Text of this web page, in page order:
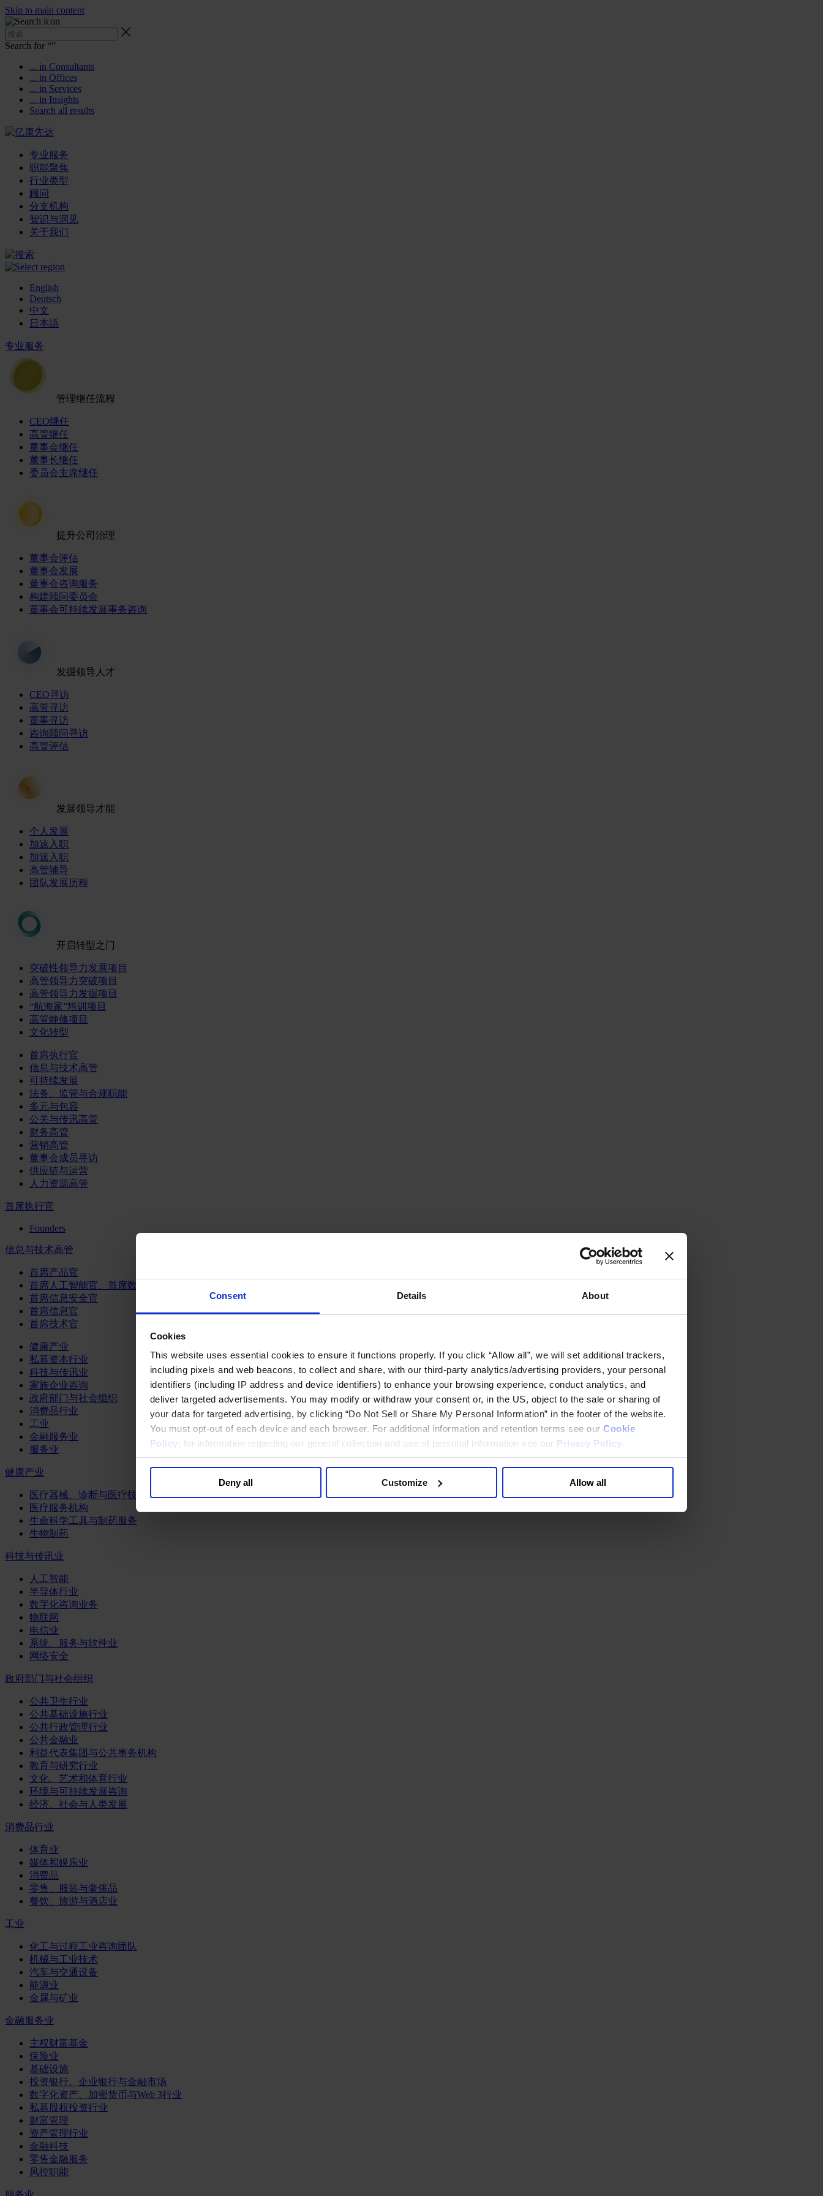
Consent Details About
Cookies
This website uses essential cookies to ensure it functions properly. If you click “Allow all”, we will set additional trackers,
including pixels and web beacons, to collect and share, with our third-party analytics/advertising providers, your personal
identifiers (including IP address and device identifiers) to enhance your browsing experience, conduct analytics, and
deliver targeted advertisements. You may modify or withdraw your consent or, in the US, object to the sale or sharing of
your data for targeted advertising, by clicking “Do Not Sell or Share My Personal Information” in the footer of the website.
You must opt-out of each device and each browser. For additional information and retention terms see our Cookie
Policy; for information regarding our general collection and use of personal information see our Privacy Policy
Deny all Customize Allow all
Skip to main content
Search for “”
... in Consultants
... in Offices
... in Services
... in Insights
Search all results
专业服务
职能聚焦
行业类型
顾问
分支机构
智识与洞见
关于我们
English
Deutsch
中文
日本語
专业服务
管理继任流程
CEO继任
高管继任
董事会继任
董事长继任
委员会主席继任
提升公司治理
董事会评估
董事会发展
董事会咨询服务
构建顾问委员会
董事会可持续发展事务咨询
发掘领导人才
CEO寻访
高管寻访
董事寻访
咨询顾问寻访
高管评估
发展领导才能
个人发展
加速入职
加速入职
高管辅导
团队发展历程
开启转型之门
突破性领导力发展项目
高管领导力突破项目
高管领导力发掘项目
“航海家”培训项目
高管静修项目
文化转型
首席执行官
信息与技术高管
可持续发展
法务、监管与合规职能
多元与包容
公关与传讯高管
财务高管
营销高管
董事会成员寻访
供应链与运营
人力资源高管
首席执行官
Founders
信息与技术高管
首席产品官
首席人工智能官、首席数据官和首席数据解析官
首席信息安全官
首席信息官
首席技术官
健康产业
私募资本行业
科技与传讯业
家族企业咨询
政府部门与社会组织
消费品行业
工业
金融服务业
服务业
健康产业
医疗器械、诊断与医疗技术
医疗服务机构
生命科学工具与制药服务
生物制药
科技与传讯业
人工智能
半导体行业
数字化咨询业务
物联网
电信业
系统、服务与软件业
网络安全
政府部门与社会组织
公共卫生行业
公共基础设施行业
公共行政管理行业
公共金融业
利益代表集团与公共事务机构
教育与研究行业
文化、艺术和体育行业
环境与可持续发展咨询
经济、社会与人类发展
消费品行业
体育业
媒体和娱乐业
消费品
零售、服装与奢侈品
餐饮、旅游与酒店业
工业
化工与过程工业咨询团队
机械与工业技术
汽车与交通设备
能源业
金属与矿业
金融服务业
主权财富基金
保险业
基础设施
投资银行、企业银行与金融市场
数字化资产、加密货币与Web 3行业
私募股权投资行业
财富管理
资产管理行业
金融科技
零售金融服务
风控职能